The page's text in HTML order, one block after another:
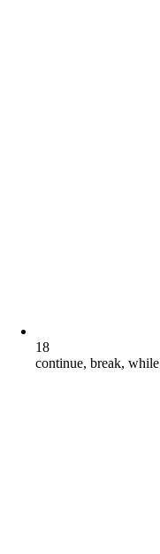
18
continue, break,